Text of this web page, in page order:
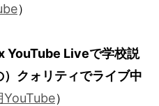
）
YouTube Liveで学校説
クォリティでライブ中
YouTube）